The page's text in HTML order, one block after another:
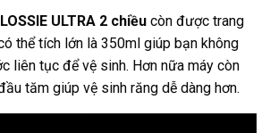
ULTRA 2 chiều còn được trang
thể tích lớn là 350ml giúp bạn không
liên tục để vệ sinh. Hơn nữa máy còn
tăm giúp vệ sinh răng dễ dàng hơn.